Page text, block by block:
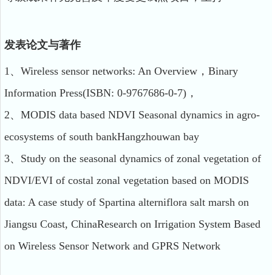
发表论文与著作
1、Wireless sensor networks: An Overview，Binary
Information Press(ISBN: 0-9767686-0-7)，
2、MODIS data based NDVI Seasonal dynamics in agro-
ecosystems of south bankHangzhouwan bay
3、Study on the seasonal dynamics of zonal vegetation of
NDVI/EVI of costal zonal vegetation based on MODIS
data: A case study of Spartina alterniflora salt marsh on
Jiangsu Coast, ChinaResearch on Irrigation System Based
on Wireless Sensor Network and GPRS Network